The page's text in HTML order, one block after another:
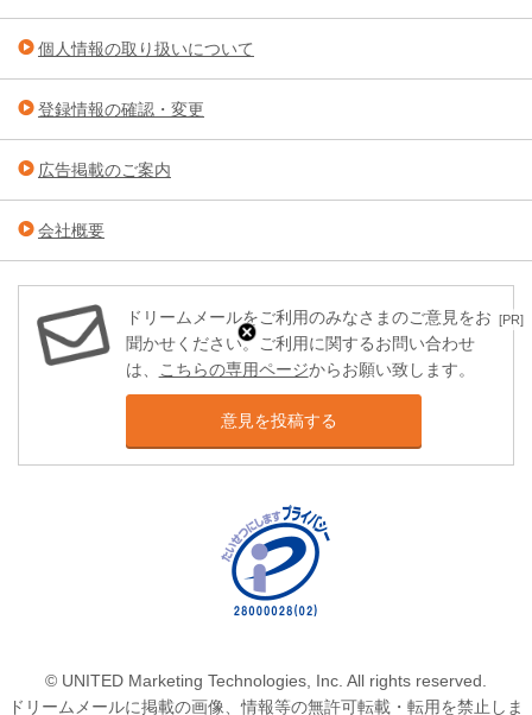
[PR]
個人情報の取り扱いについて
登録情報の確認・変更
広告掲載のご案内
会社概要
ドリームメールをご利用のみなさまのご意見をお
聞かせください。ご利用に関するお問い合わせ
は、
こちらの専用ページからお願い致します。
意見を投稿する
© UNITED Marketing Technologies, Inc. All rights reserved.
ドリームメールに掲載の画像、情報等の無許可転載・転用を禁止しま